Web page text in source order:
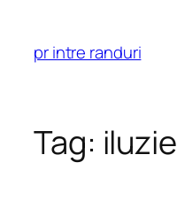
content
pr intre randuri
Tag: iluzie